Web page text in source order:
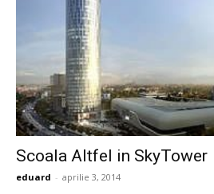
Scoala Altfel in SkyTower
eduard - aprilie 3, 2014